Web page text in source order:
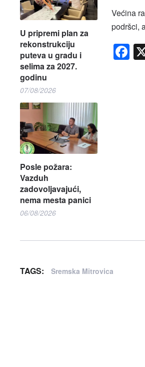
U pripremi plan za
rekonstrukciju
puteva u gradu i
selima za 2027.
godinu
07/08/2026
Posle požara:
Vazduh
zadovoljavajući,
nema mesta panici
06/08/2026
Većina
podršci,
TAGS: Sremska Mitrovica